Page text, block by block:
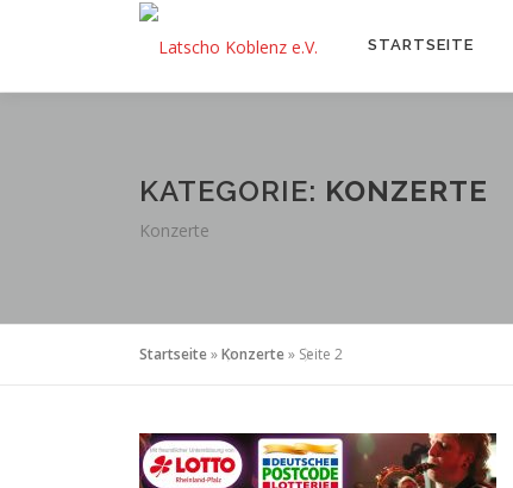
STARTSEITE
KATEGORIE: KONZERTE
Konzerte
Startseite»Konzerte» Seite 2